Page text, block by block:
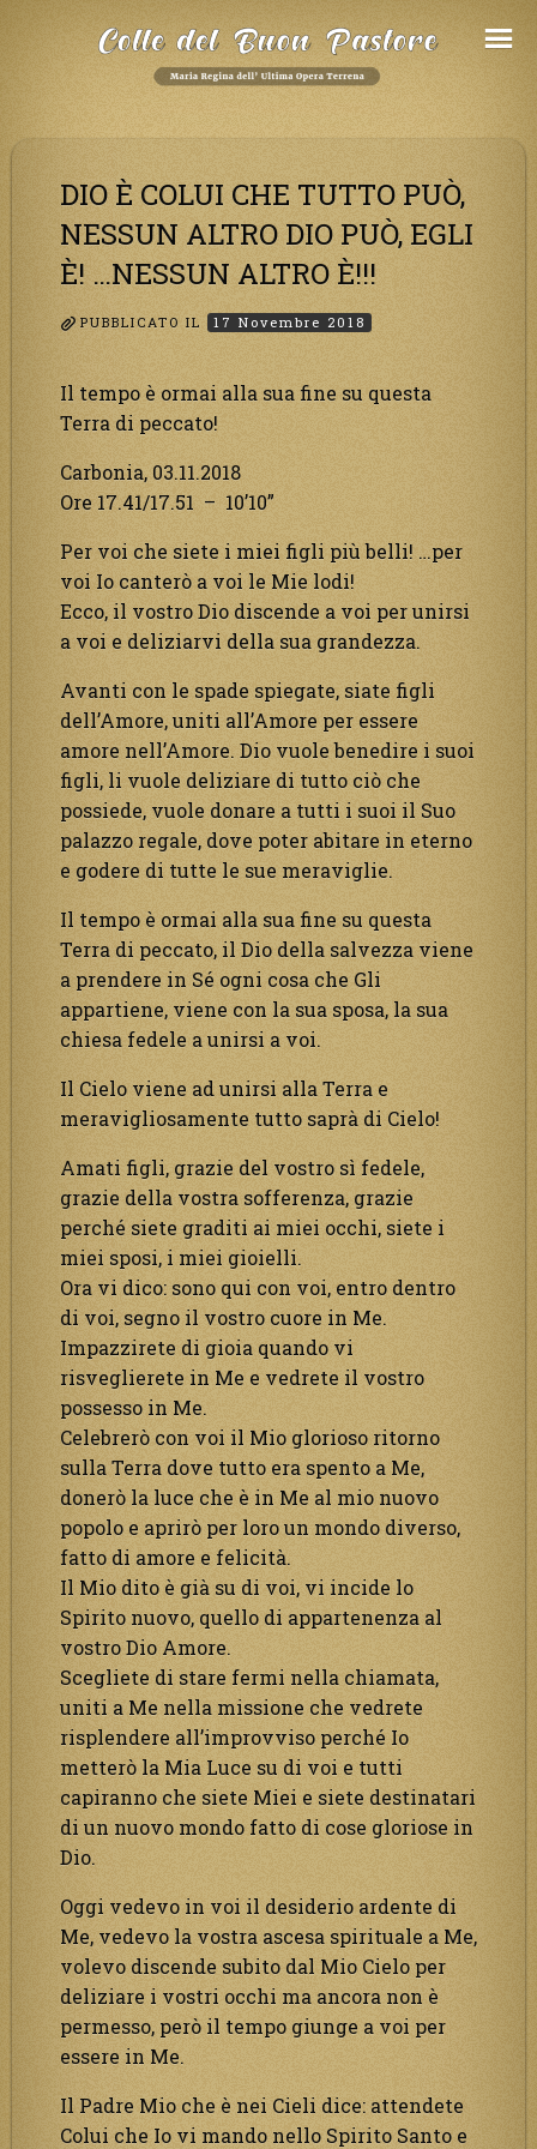
DIO È COLUI CHE TUTTO PUÒ,
NESSUN ALTRO DIO PUÒ, EGLI
È! …NESSUN ALTRO È!!!
PUBBLICATO IL 17 Novembre 2018
Il tempo è ormai alla sua fine su questa
Terra di peccato!
Carbonia, 03.11.2018
Ore 17.41/17.51 – 10’10”
Per voi che siete i miei figli più belli! …per
voi Io canterò a voi le Mie lodi!
Ecco, il vostro Dio discende a voi per unirsi
a voi e deliziarvi della sua grandezza.
Avanti con le spade spiegate, siate figli
dell’Amore, uniti all’Amore per essere
amore nell’Amore. Dio vuole benedire i suoi
figli, li vuole deliziare di tutto ciò che
possiede, vuole donare a tutti i suoi il Suo
palazzo regale, dove poter abitare in eterno
e godere di tutte le sue meraviglie.
Il tempo è ormai alla sua fine su questa
Terra di peccato, il Dio della salvezza viene
a prendere in Sé ogni cosa che Gli
appartiene, viene con la sua sposa, la sua
chiesa fedele a unirsi a voi.
Il Cielo viene ad unirsi alla Terra e
meravigliosamente tutto saprà di Cielo!
Amati figli, grazie del vostro sì fedele,
grazie della vostra sofferenza, grazie
perché siete graditi ai miei occhi, siete i
miei sposi, i miei gioielli.
Ora vi dico: sono qui con voi, entro dentro
di voi, segno il vostro cuore in Me.
Impazzirete di gioia quando vi
risveglierete in Me e vedrete il vostro
possesso in Me.
Celebrerò con voi il Mio glorioso ritorno
sulla Terra dove tutto era spento a Me,
donerò la luce che è in Me al mio nuovo
popolo e aprirò per loro un mondo diverso,
fatto di amore e felicità.
Il Mio dito è già su di voi, vi incide lo
Spirito nuovo, quello di appartenenza al
vostro Dio Amore.
Scegliete di stare fermi nella chiamata,
uniti a Me nella missione che vedrete
risplendere all’improvviso perché Io
metterò la Mia Luce su di voi e tutti
capiranno che siete Miei e siete destinatari
di un nuovo mondo fatto di cose gloriose in
Dio.
Oggi vedevo in voi il desiderio ardente di
Me, vedevo la vostra ascesa spirituale a Me,
volevo discende subito dal Mio Cielo per
deliziare i vostri occhi ma ancora non è
permesso, però il tempo giunge a voi per
essere in Me.
Il Padre Mio che è nei Cieli dice: attendete
Colui che Io vi mando nello Spirito Santo e